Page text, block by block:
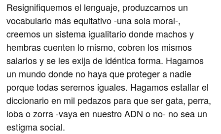
Resignifiquemos el lenguaje, produzcamos un
vocabulario más equitativo -una sola moral-,
creemos un sistema igualitario donde machos y
hembras cuenten lo mismo, cobren los mismos
salarios y se les exija de idéntica forma. Hagamos
un mundo donde no haya que proteger a nadie
porque todas seremos iguales. Hagamos estallar el
diccionario en mil pedazos para que ser gata, perra,
loba o zorra -vaya en nuestro ADN o no- no sea un
estigma social.